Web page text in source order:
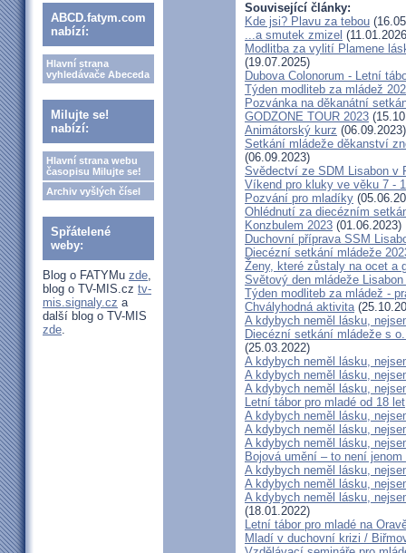
ABCD.fatym.com
nabízí:
Hlavní strana
vyhledávače Abeceda
Milujte se!
nabízí:
Hlavní strana webu
časopisu Milujte se!
Archiv vyšlých čísel
Spřátelené
weby:
Blog o FATYMu zde,
blog o TV-MIS.cz tv-
mis.signaly.cz a
další blog o TV-MIS
zde.
Související články:
Kde jsi? Plavu za tebou
...a smutek zmizel
Modlitba za vylití Plamene
(19.07.2025)
Dubova Colonorum - Letní
Týden modliteb za mládež
Pozvánka na děkanátní
GODZONE TOUR 2023
Animátorský kurz (06.09.2023)
Setkání mládeže děkanství
(06.09.2023)
Svědectví ze SDM Lisabon v
Víkend pro kluky ve věku 7 -
Pozvání pro mladíky
Ohlédnutí za diecézním
Konzbulem 2023 (01.06.2023)
Duchovní příprava SSM
Diecézní setkání mládeže
Ženy, které zůstaly na ocet a
Světový den mládeže
Týden modliteb za mládež -
Chvályhodná aktivita
A kdybych neměl lásku,
Diecézní setkání mládeže s
(25.03.2022)
A kdybych neměl lásku,
A kdybych neměl lásku,
A kdybych neměl lásku,
Letní tábor pro mladé od 18 let
A kdybych neměl lásku,
A kdybych neměl lásku,
A kdybych neměl lásku,
Bojová umění – to není jenom
A kdybych neměl lásku,
A kdybych neměl lásku,
A kdybych neměl lásku,
(18.01.2022)
Letní tábor pro mladé na
Mladí v duchovní krizi /